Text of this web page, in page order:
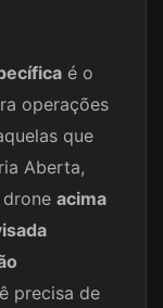
é o
operações
que
Aberta,
drone acima
precisa de